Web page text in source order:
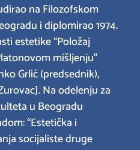
na Filozofskom
i diplomirao 1974.
estetike “Položaj
mišljenju”
Grlić (predsednik),
Na odelenju za
u Beogradu
“Estetička i
socijaliste druge